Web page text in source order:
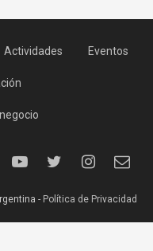
Actividades Eventos
- Política de Privacidad